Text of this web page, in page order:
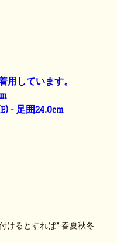
用しています。
- 足囲24.0cm
けるとすれば” 春夏秋冬